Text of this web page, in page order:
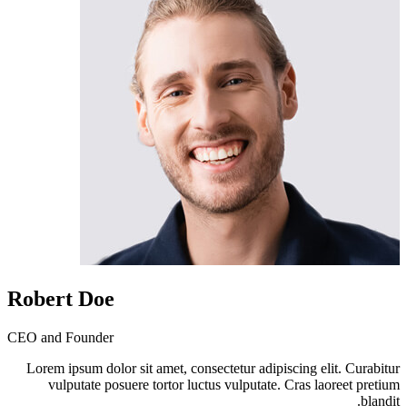
Robert Doe
CEO and Founder
Lorem ipsum dolor sit amet, consectetur adipiscing elit. Curabitur
vulputate posuere tortor luctus vulputate. Cras laoreet pretium
blandit.